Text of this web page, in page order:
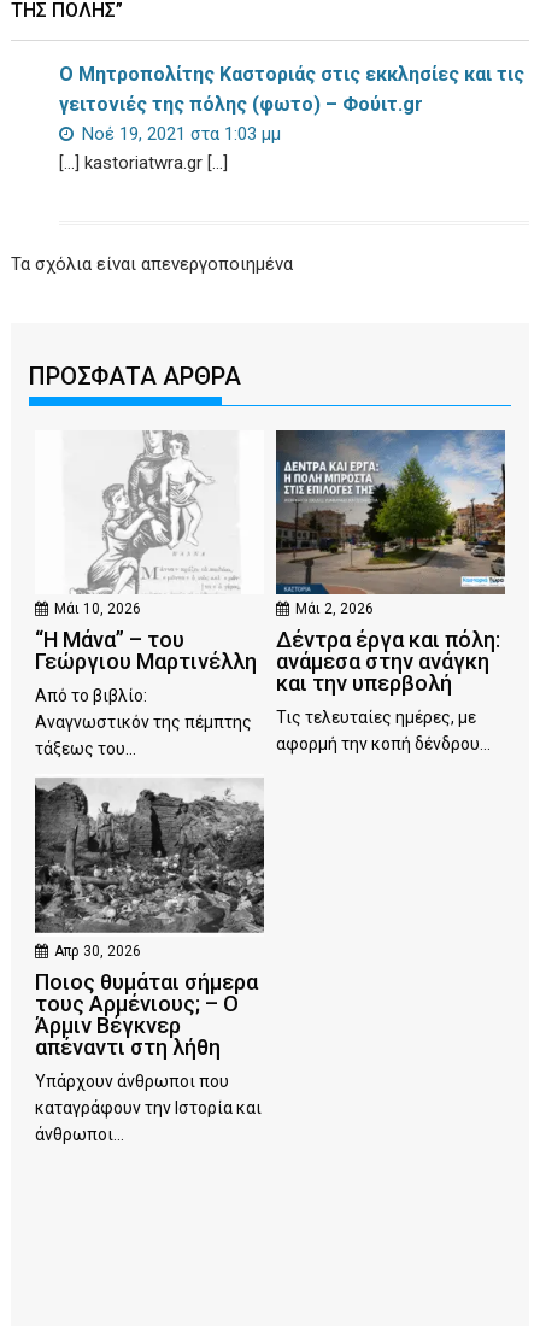
ΤΗΣ ΠΌΛΗΣ”
Ο Μητροπολίτης Καστοριάς στις εκκλησίες και τις
γειτονιές της πόλης (φωτο) – Φούιτ.gr
Νοέ 19, 2021 στα 1:03 μμ
[…] kastoriatwra.gr […]
Τα σχόλια είναι απενεργοποιημένα
ΠΡΟΣΦΑΤΑ ΑΡΘΡΑ
Μάι 10, 2026
“Η Μάνα” – του
Γεώργιου Μαρτινέλλη
Από το βιβλίο:
Αναγνωστικόν της πέμπτης
τάξεως του...
Μάι 2, 2026
Δέντρα έργα και πόλη:
ανάμεσα στην ανάγκη
και την υπερβολή
Τις τελευταίες ημέρες, με
αφορμή την κοπή δένδρου...
Απρ 30, 2026
Ποιος θυμάται σήμερα
τους Αρμένιους; – Ο
Άρμιν Βέγκνερ
απέναντι στη λήθη
Υπάρχουν άνθρωποι που
καταγράφουν την Ιστορία και
άνθρωποι...